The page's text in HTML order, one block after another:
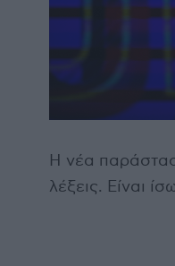
Η νέα
λέξεις. Είναι